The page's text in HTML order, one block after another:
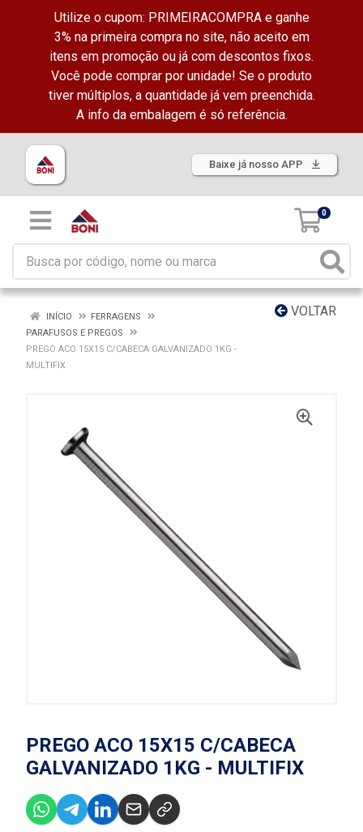
Utilize o cupom: PRIMEIRACOMPRA e ganhe
3% na primeira compra no site, não aceito em
itens em promoção ou já com descontos fixos.
Você pode comprar por unidade! Se o produto
tiver múltiplos, a quantidade já vem preenchida.
A info da embalagem é só referência.
Baixe já nosso APP
0
VOLTAR
INÍCIO
FERRAGENS
PARAFUSOS E PREGOS
PREGO ACO 15X15 C/CABECA GALVANIZADO 1KG -
MULTIFIX
PREGO ACO 15X15 C/CABECA
GALVANIZADO 1KG - MULTIFIX